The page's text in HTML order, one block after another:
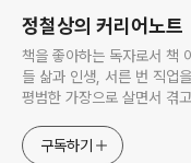
정철상의 커리어노트
책을 좋아하는 독자로서 책
들 삶과 인생, 서른 번 직업
평범한 가장으로 살면서 겪
고픈 커리어코치, 유튜브: 정
구독하기